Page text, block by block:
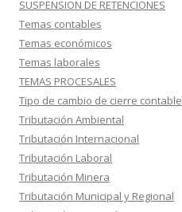
SUSPENSION DE RETENCIONES
Temas contables
Temas económicos
Temas laborales
TEMAS PROCESALES
Tipo de cambio de cierre contable
Tributación Ambiental
Tributación Internacional
Tributación Laboral
Tributación Minera
Tributación Municipal y Regional